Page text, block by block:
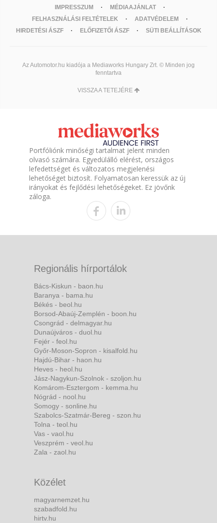
IMPRESSZUM
MÉDIAAJÁNLAT
FELHASZNÁLÁSI FELTÉTELEK
ADATVÉDELEM
HIRDETÉSI ÁSZF
ELŐFIZETŐI ÁSZF SÜTI BEÁLLÍTÁSOK
Az Automotor.hu kiadója a Mediaworks Hungary Zrt. © Minden jog
fenntartva
VISSZA A TETEJÉRE
Portfóliónk minőségi tartalmat jelent minden
olvasó számára. Egyedülálló elérést, országos
lefedettséget és változatos megjelenési
lehetőséget biztosít. Folyamatosan keressük az új
irányokat és fejlődési lehetőségeket. Ez jövőnk
záloga.
Regionális hírportálok
Bács-Kiskun - baon.hu
Baranya - bama.hu
Békés - beol.hu
Borsod-Abaúj-Zemplén - boon.hu
Csongrád - delmagyar.hu
Dunaújváros - duol.hu
Fejér - feol.hu
Győr-Moson-Sopron - kisalfold.hu
Hajdú-Bihar - haon.hu
Heves - heol.hu
Jász-Nagykun-Szolnok - szoljon.hu
Komárom-Esztergom - kemma.hu
Nógrád - nool.hu
Somogy - sonline.hu
Szabolcs-Szatmár-Bereg - szon.hu
Tolna - teol.hu
Vas - vaol.hu
Veszprém - veol.hu
Zala - zaol.hu
Közélet
magyarnemzet.hu
szabadfold.hu
hirtv.hu